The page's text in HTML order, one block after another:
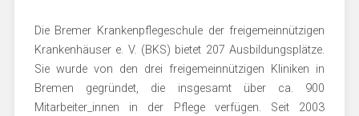
Die Bremer Krankenpflegeschule der freigemeinnützigen
Krankenhäuser e. V. (BKS) bietet 207 Ausbildungsplätze.
Sie wurde von den drei freigemeinnützigen Kliniken in
Bremen gegründet, die insgesamt über ca. 900
Mitarbeiter_innen in der Pflege verfügen. Seit 2003